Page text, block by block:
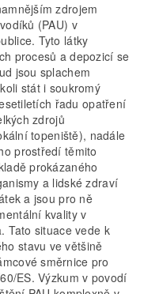
zdrojem
(PAU) v
Tyto látky
procesů a depozicí se
jsou splachem
stát i soukromý
řadu opatření
zdrojů
topeniště), nadále
prostředí těmito
prokázaného
a lidské zdraví
a jsou pro ně
kvality v
Tato situace vede k
stavu ve většině
směrnice pro
ES. Výzkum v povodí